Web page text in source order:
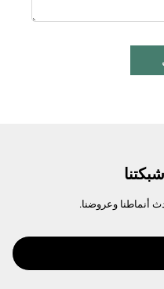
أنماطنا وعروضنا.